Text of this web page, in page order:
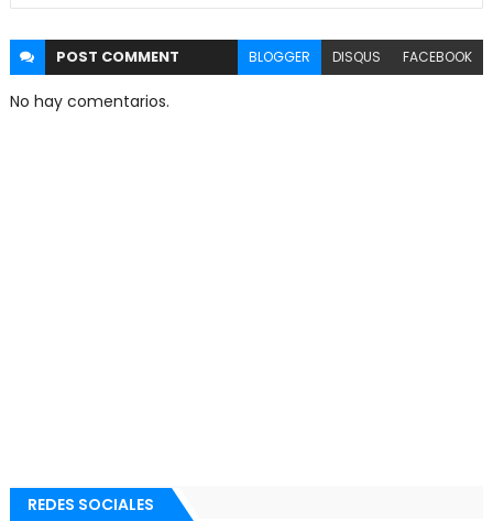
POST COMMENT BLOGGER DISQUS FACEBOOK
No hay comentarios.
REDES SOCIALES